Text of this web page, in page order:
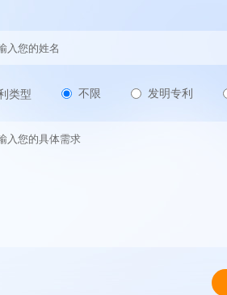
类型 不限 发明专利